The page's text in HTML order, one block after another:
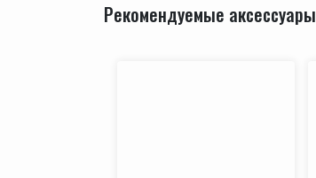
Рекомендуемые аксессуары